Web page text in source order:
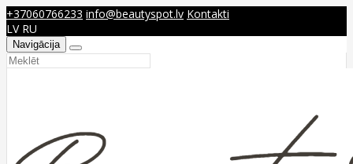
+37060766233 info@beautyspot.lv Kontakti
LV RU
Navigācija